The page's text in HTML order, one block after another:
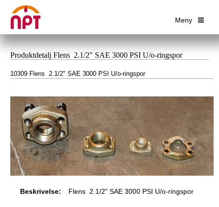
Meny
Produktdetalj Flens 2.1/2" SAE 3000 PSI U/o-ringspor
10309 Flens 2.1/2" SAE 3000 PSI U/o-ringspor
Beskrivelse: Flens 2.1/2" SAE 3000 PSI U/o-ringspor